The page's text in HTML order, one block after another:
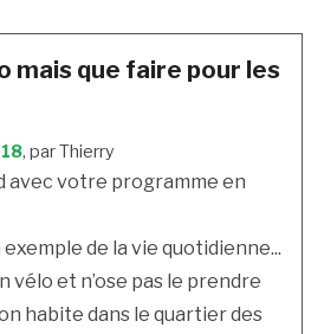
mais que faire pour les
, par Thierry
avec votre programme en
de la vie quotidienne...
vélo et n’ose pas le prendre
habite dans le quartier des